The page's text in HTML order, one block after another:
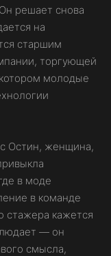
решает снова
на
старшим
торгующей
молодые
Остин, женщина,
в моде
в команде
стажера кажется
— он
смысла,